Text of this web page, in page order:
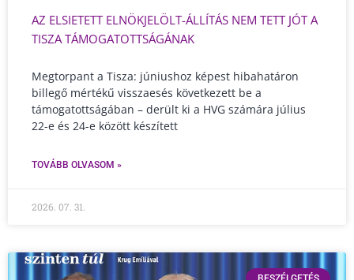
AZ ELSIETETT ELNÖKJELÖLT-ÁLLÍTÁS NEM TETT JÓT A
TISZA TÁMOGATOTTSÁGÁNAK
Megtorpant a Tisza: júniushoz képest hibahatáron
billegő mértékű visszaesés következett be a
támogatottságában – derült ki a HVG számára július
22-e és 24-e között készített
TOVÁBB OLVASOM »
2026. 07. 31.